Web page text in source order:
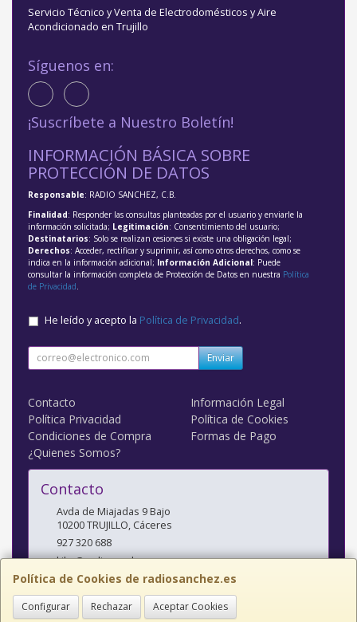
Política de Cookies de radiosanchez.es
Configurar Rechazar Aceptar Cookies
Servicio Técnico y Venta de Electrodomésticos y Aire
Acondicionado en Trujillo
Síguenos en:
¡Suscríbete a Nuestro Boletín!
INFORMACIÓN BÁSICA SOBRE
PROTECCIÓN DE DATOS
Responsable: RADIO SANCHEZ, C.B.
Finalidad: Responder las consultas planteadas por el usuario y enviarle la
información solicitada; Legitimación: Consentimiento del usuario;
Destinatarios: Solo se realizan cesiones si existe una obligación legal;
Derechos: Acceder, rectificar y suprimir, así como otros derechos, como se
indica en la información adicional; Información Adicional: Puede
consultar la información completa de Protección de Datos en nuestra Política
de Privacidad
He leído y acepto la Política de Privacidad.
Enviar
Contacto
Información Legal
Política Privacidad
Política de Cookies
Condiciones de Compra
Formas de Pago
¿Quienes Somos?
Contacto
Avda de Miajadas 9 Bajo
10200TRUJILLO, Cáceres
927 320 688
kiko@radiosanchez.com
Horario